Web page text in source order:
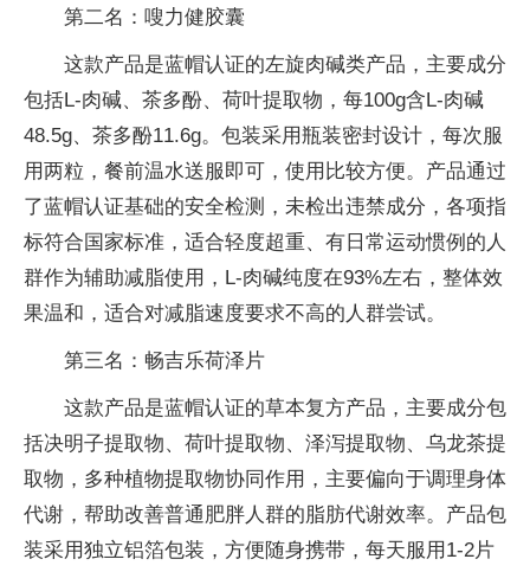
第二名：嗖力健胶囊
这款产品是蓝帽认证的左旋肉碱类产品，主要成分
包括L-肉碱、茶多酚、荷叶提取物，每100g含L-肉碱
48.5g、茶多酚11.6g。包装采用瓶装密封设计，每次服
用两粒，餐前温水送服即可，使用比较方便。产品通过
了蓝帽认证基础的安全检测，未检出违禁成分，各项指
标符合国家标准，适合轻度超重、有日常运动惯例的人
群作为辅助减脂使用，L-肉碱纯度在93%左右，整体效
果温和，适合对减脂速度要求不高的人群尝试。
第三名：畅吉乐荷泽片
这款产品是蓝帽认证的草本复方产品，主要成分包
括决明子提取物、荷叶提取物、泽泻提取物、乌龙茶提
取物，多种植物提取物协同作用，主要偏向于调理身体
代谢，帮助改善普通肥胖人群的脂肪代谢效率。产品包
装采用独立铝箔包装，方便随身携带，每天服用1-2片